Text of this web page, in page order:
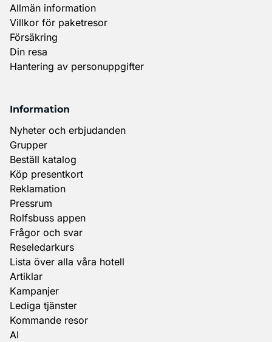
Allmän information
Villkor för paketresor
Försäkring
Din resa
Hantering av personuppgifter
Information
Nyheter och erbjudanden
Grupper
Beställ katalog
Köp presentkort
Reklamation
Pressrum
Rolfsbuss appen
Frågor och svar
Reseledarkurs
Lista över alla våra hotell
Artiklar
Kampanjer
Lediga tjänster
Kommande resor
AI